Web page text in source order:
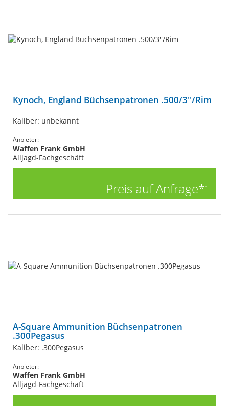
Kynoch, England Büchsenpatronen .500/3''/Rim
Kaliber: unbekannt
Anbieter:
Waffen Frank GmbH
Alljagd-Fachgeschäft
Preis auf Anfrage*1
A-Square Ammunition Büchsenpatronen
.300Pegasus
Kaliber: .300Pegasus
Anbieter:
Waffen Frank GmbH
Alljagd-Fachgeschäft